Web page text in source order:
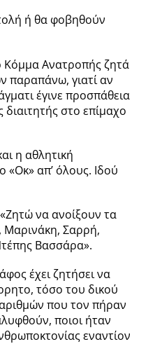
ή θα φοβηθούν
Κόμμα Ανατροπής ζητά
παραπάνω, γιατί αν
έγινε προσπά­θεια
διαιτητής στο επίμαχο
η αθλητική
«Οκ» απ’ όλους. Ιδού
να ανοίξουν τα
Σαρρή,
Βασσάρα».
έχει ζητήσει να
τόσο του δικού
που τον πήραν
ποιοι ήταν
εναντίον